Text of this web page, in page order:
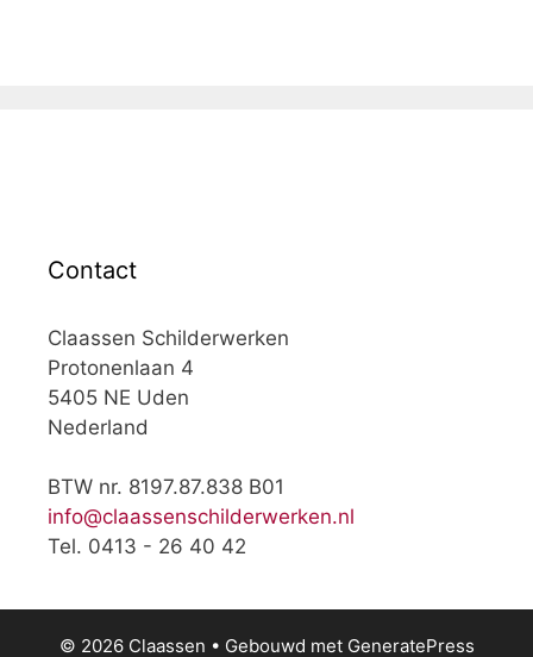
Contact
Claassen Schilderwerken
Protonenlaan 4
5405 NE Uden
Nederland
BTW nr. 8197.87.838 B01
info@claassenschilderwerken.nl
Tel. 0413 - 26 40 42
© 2026 Claassen • Gebouwd met GeneratePress